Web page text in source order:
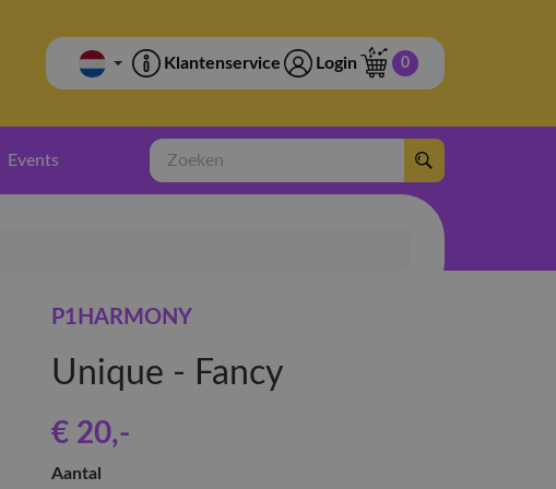
Klantenservice Login 0
Events
Zoeken
P1HARMONY
Unique - Fancy
€ 20,-
Aantal